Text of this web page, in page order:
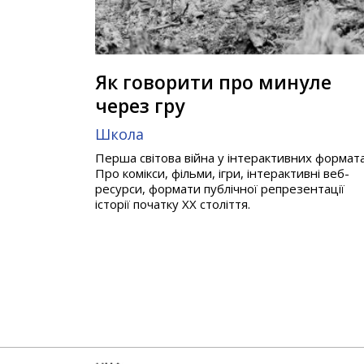
Як говорити про минуле
через гру
Школа
Перша світова війна у інтерактивних
Про комікси, фільми, ігри, інтерактивні веб-
ресурси, формати публічної репрезентації
історії початку ХХ століття.